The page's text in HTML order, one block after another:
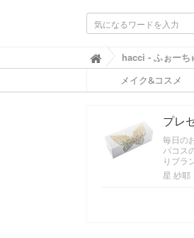
ふ
ぉ
ち
hacci - ふぉーち
メイク&コスメ
プレ
毎日の
パコス
りブラ
星 紗耶